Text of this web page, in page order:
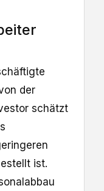
der
schätzt
ist.